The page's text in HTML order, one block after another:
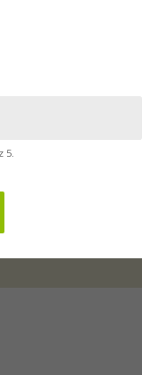
oraz informacje o
z serwisu
przez FINGO sp. z
5.